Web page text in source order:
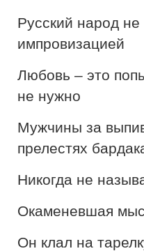
Русский народ
импровизацией
Любовь – это
не нужно
Мужчины за
прелестях
Никогда не
Окаменевшая
Он клал на